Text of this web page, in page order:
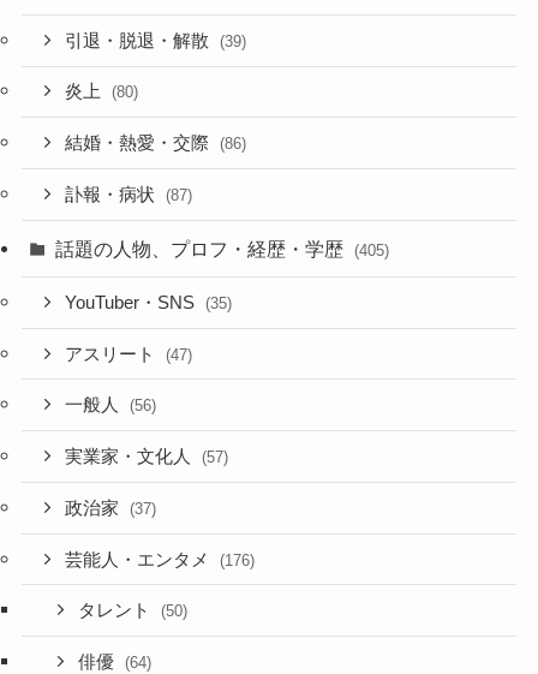
引退・脱退・解散 (39)
炎上 (80)
結婚・熱愛・交際 (86)
訃報・病状 (87)
話題の人物、プロフ・経歴・学歴 (405)
YouTuber・SNS (35)
アスリート (47)
一般人 (56)
実業家・文化人 (57)
政治家 (37)
芸能人・エンタメ (176)
タレント (50)
俳優 (64)